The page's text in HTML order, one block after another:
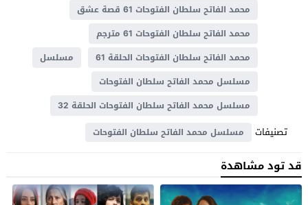
محمد الفاتح سلطان الفتوحات 61 قصة عشق
محمد الفاتح سلطان الفتوحات 61 مترجم
محمد الفاتح سلطان الفتوحات الحلقة 61
مسلسل
مسلسل محمد الفاتح سلطان الفتوحات
مسلسل محمد الفاتح سلطان الفتوحات الحلقة 32
تصنيفات مسلسل محمد الفاتح سلطان الفتوحات
قد تود مشاهدة